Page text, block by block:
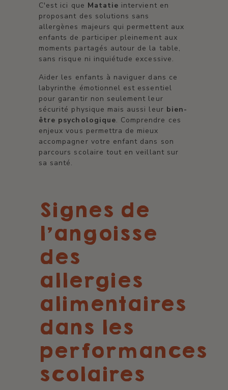
C'est ici que Matatie intervient en
proposant des solutions sans
allergènes majeurs qui permettent aux
enfants de participer pleinement aux
moments partagés autour de la table,
sans risque ni inquiétude excessive.
Aider les enfants à naviguer dans ce
labyrinthe émotionnel est essentiel
pour garantir non seulement leur
sécurité physique mais aussi leur bien-
être psychologique. Comprendre ces
enjeux vous permettra de mieux
accompagner votre enfant dans son
parcours scolaire tout en veillant sur
sa santé.
Signes de
l'angoisse
des
allergies
alimentaires
dans les
performances
scolaires